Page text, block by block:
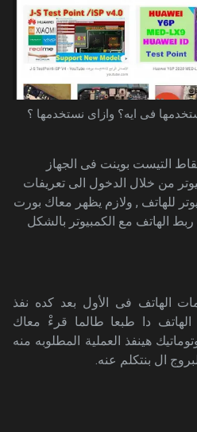
التيست بوينت فى الجهاز
من خلال الدخول الى تعريفات
للهاتف , ولازم يظهر معاك بورت
الهاتف مع الكمبيوتر بالشكل
الهاتف فى الأول بعد كده نفذ
دا طبعا طالما قرءْ معاك
هينفذ العملية المطلوبه منه
ال بنتكلم عنه.